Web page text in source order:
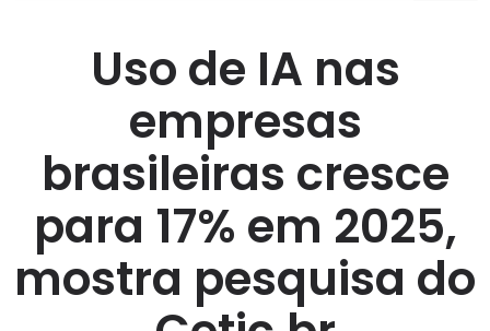
Uso de IA nas
empresas
brasileiras cresce
para 17% em 2025,
mostra pesquisa do